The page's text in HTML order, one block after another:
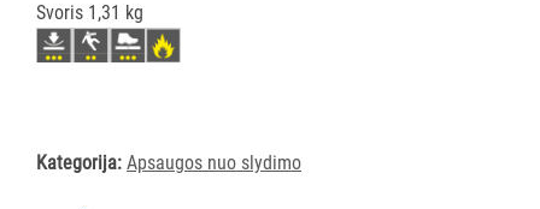
PURVĄ
SUGERIANTYS
HIGIENOS
Svoris 1,31 kg
Kategorija: Apsaugos nuo slydimo